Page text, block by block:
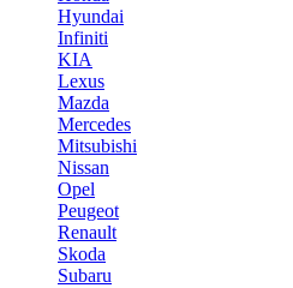
Hyundai
Infiniti
KIA
Lexus
Mazda
Mercedes
Mitsubishi
Nissan
Opel
Peugeot
Renault
Skoda
Subaru